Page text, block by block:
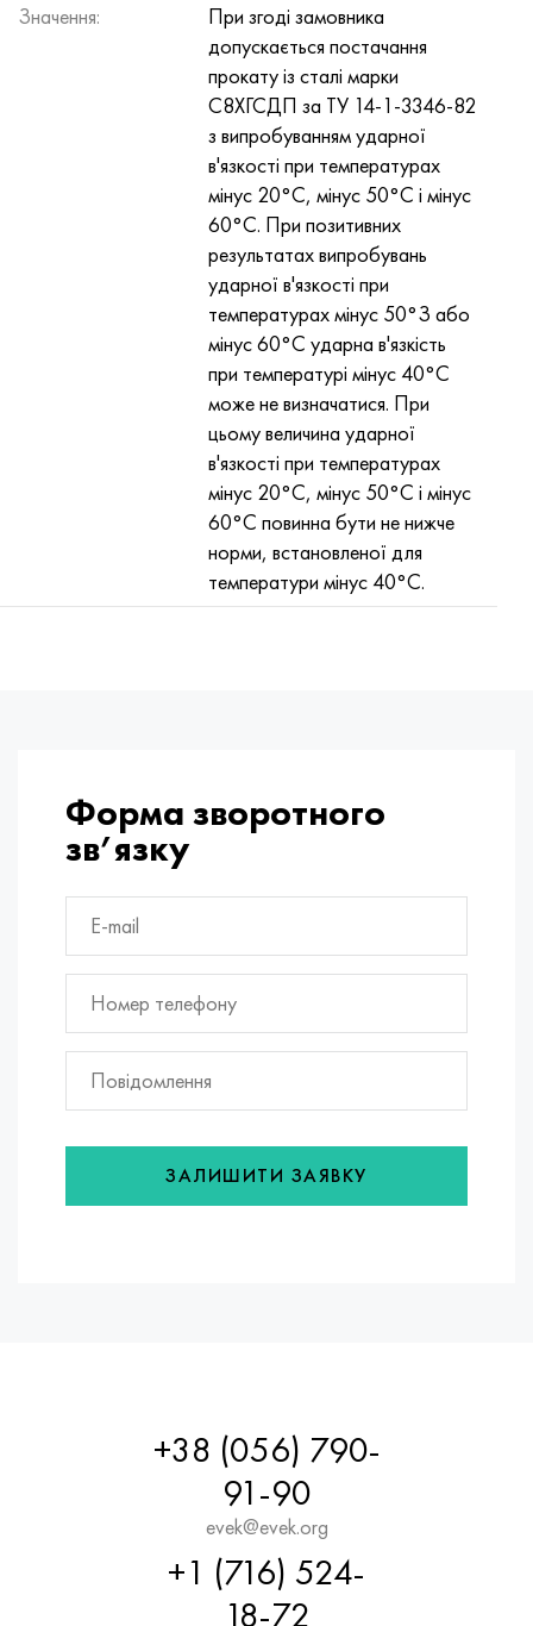
Значення:
При згоді замовника
допускається постачання
прокату із сталі марки
С8ХГСДП за ТУ 14-1-3346-82
з випробуванням ударної
в'язкості при температурах
мінус 20°С, мінус 50°С і мінус
60°С. При позитивних
результатах випробувань
ударної в'язкості при
температурах мінус 50°З або
мінус 60°С ударна в'язкість
при температурі мінус 40°С
може не визначатися. При
цьому величина ударної
в'язкості при температурах
мінус 20°С, мінус 50°С і мінус
60°С повинна бути не нижче
норми, встановленої для
температури мінус 40°С.
Форма зворотного
зв’язку
ЗАЛИШИТИ ЗАЯВКУ
+38 (056) 790-
91-90
evek@evek.org
+1 (716) 524-
18-72